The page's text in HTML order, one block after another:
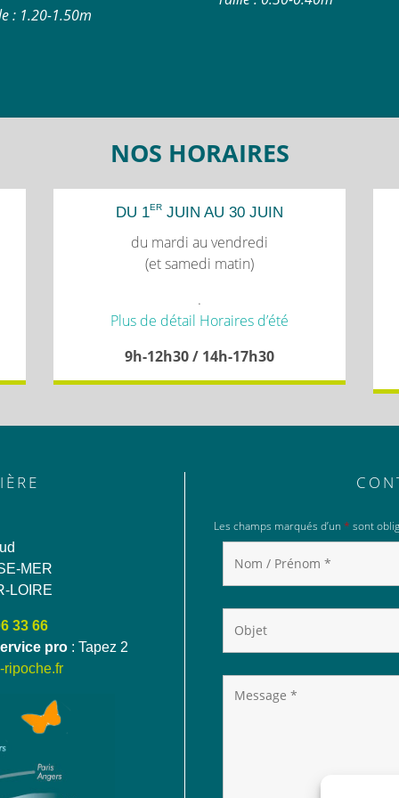
: 1.20-1.50m
NOS HORAIRES
DU 1ERJUIN AU 30 JUIN
du mardi au vendredi
(et samedi matin)
.
Plus de détail Horaires d’été
9h-12h30 / 14h-17h30
MER
LOIRE
33 66
pro : Tapez 2
ripoche.fr
Les champs marqués d’un * sont